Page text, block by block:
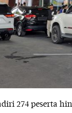
274 peserta